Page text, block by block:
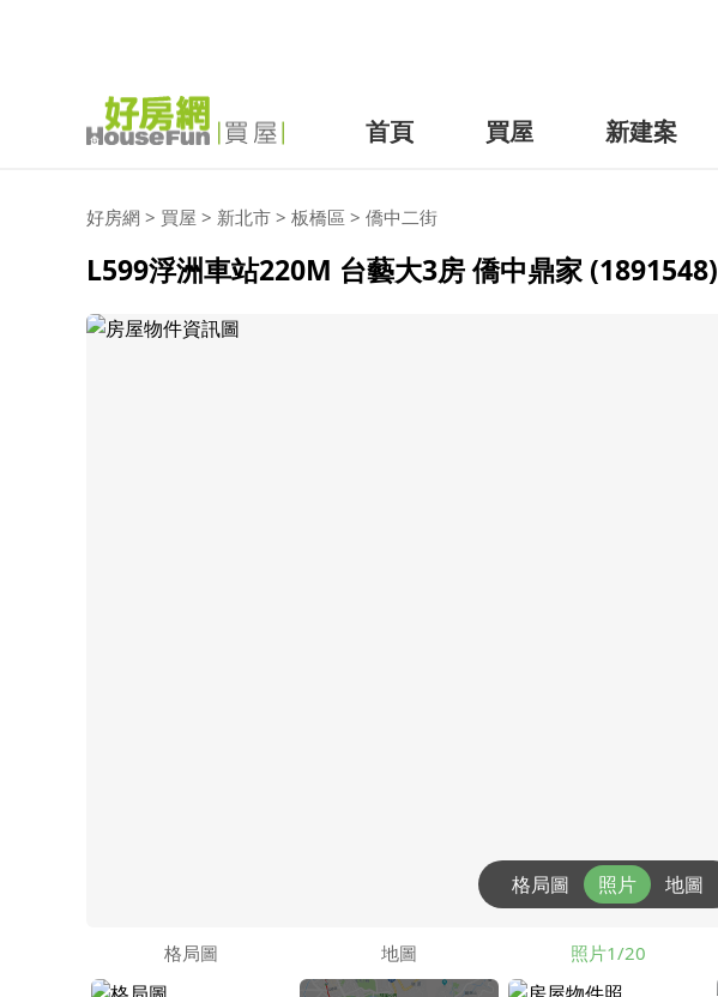
首頁 買屋 新建案
好房網 > 買屋 > 新北市 > 板橋區 > 僑中二街
L599浮洲車站220M 台藝大3房 僑中鼎家 (1891548)
格局圖 照片 地圖
格局圖 地圖 照片1/20